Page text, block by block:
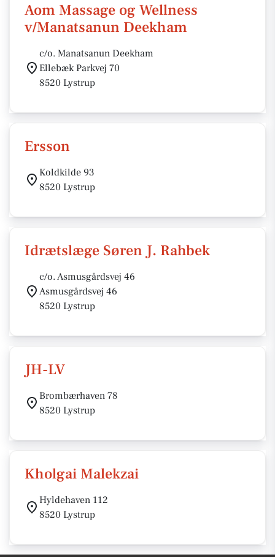
Aom Massage og Wellness
v/Manatsanun Deekham
c/o. Manatsanun Deekham
Ellebæk Parkvej 70
8520 Lystrup
Ersson
Koldkilde 93
8520 Lystrup
Idrætslæge Søren J. Rahbek
c/o. Asmusgårdsvej 46
Asmusgårdsvej 46
8520 Lystrup
JH-LV
Brombærhaven 78
8520 Lystrup
Kholgai Malekzai
Hyldehaven 112
8520 Lystrup